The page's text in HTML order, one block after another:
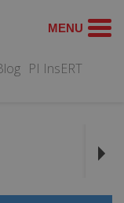
PI InsERT